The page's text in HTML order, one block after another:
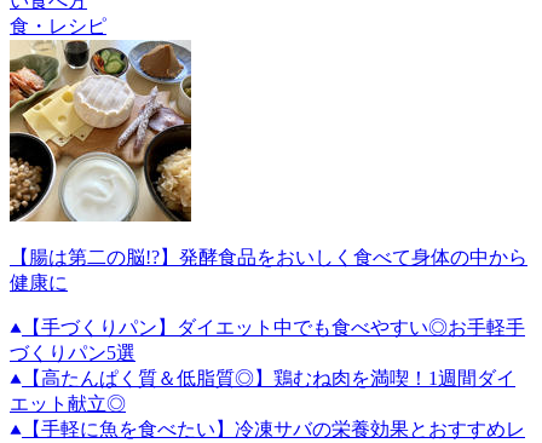
食・レシピ
【腸は第二の脳!?】発酵食品をおいしく食べて身体の中から
健康に
【手づくりパン】ダイエット中でも食べやすい◎お手軽手
づくりパン5選
【高たんぱく質＆低脂質◎】鶏むね肉を満喫！1週間ダイ
エット献立◎
【手軽に魚を食べたい】冷凍サバの栄養効果とおすすめレ